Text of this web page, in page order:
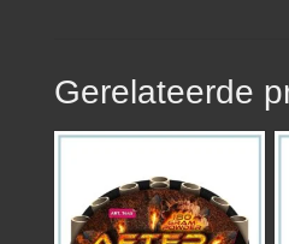
Gerelateerde